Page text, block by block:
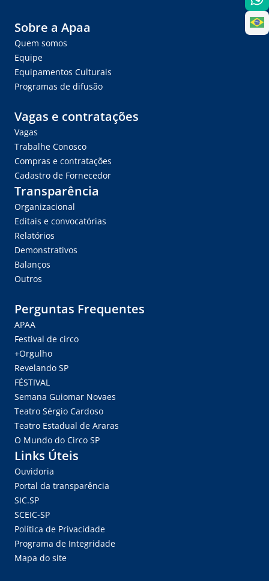
Sobre a Apaa
Quem somos
Equipe
Equipamentos Culturais
Programas de difusão
Vagas e contratações
Vagas
Trabalhe Conosco
Compras e contratações
Cadastro de Fornecedor
Transparência
Organizacional
Editais e convocatórias
Relatórios
Demonstrativos
Balanços
Outros
Perguntas Frequentes
APAA
Festival de circo
+Orgulho
Revelando SP
FÉSTIVAL
Semana Guiomar Novaes
Teatro Sérgio Cardoso
Teatro Estadual de Araras
O Mundo do Circo SP
Links Úteis
Ouvidoria
Portal da transparência
SIC.SP
SCEIC-SP
Política de Privacidade
Programa de Integridade
Mapa do site